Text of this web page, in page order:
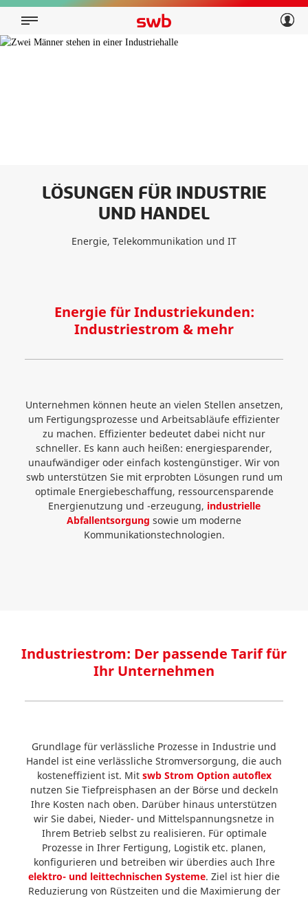
Privatkunden
Geschäftskunden
LÖSUNGEN FÜR INDUSTRIE
UND HANDEL
Energie, Telekommunikation und IT
Energie für Industriekunden:
Industriestrom & mehr
Unternehmen können heute an vielen Stellen ansetzen,
um Fertigungsprozesse und Arbeitsabläufe effizienter
zu machen. Effizienter bedeutet dabei nicht nur
schneller. Es kann auch heißen: energiesparender,
unaufwändiger oder einfach kostengünstiger. Wir von
swb unterstützen Sie mit erprobten Lösungen rund um
optimale Energiebeschaffung, ressourcensparende
Energienutzung und -erzeugung, industrielle
Abfallentsorgung sowie um moderne
Kommunikationstechnologien.
Industriestrom: Der passende Tarif für
Ihr Unternehmen
Grundlage für verlässliche Prozesse in Industrie und
Handel ist eine verlässliche Stromversorgung, die auch
kosteneffizient ist. Mit swb Strom Option autoflex
nutzen Sie Tiefpreisphasen an der Börse und deckeln
Ihre Kosten nach oben. Darüber hinaus unterstützen
wir Sie dabei, Nieder- und Mittelspannungsnetze in
Ihrem Betrieb selbst zu realisieren. Für optimale
Prozesse in Ihrer Fertigung, Logistik etc. planen,
konfigurieren und betreiben wir überdies auch Ihre
elektro- und leittechnischen Systeme. Ziel ist hier die
Reduzierung von Rüstzeiten und die Maximierung der